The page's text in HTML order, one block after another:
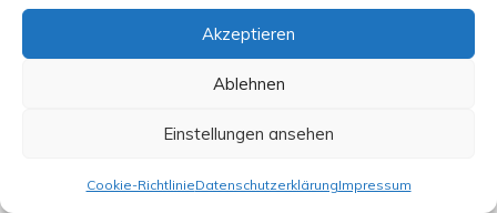
Akzeptieren
Ablehnen
Einstellungen ansehen
Cookie-RichtlinieDatenschutzerklärungImpressum
Robert Maxeiner sagt:
22. Juni 2024 um 9:44 Uhr
Zum Leserbrief von Ralf-Michael Lübbers ‚Diese Politik
Danke, Herr Lübbers, für diesen Leserbrief, der
Er sollte in allen Foren erscheinen, ob im Internet, per